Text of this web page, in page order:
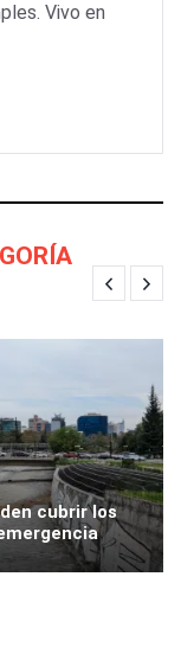
Vivo en
cubrir los